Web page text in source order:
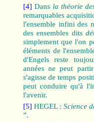
[4] Dans la théorie
remarquables
l'ensemble infini des
des ensembles dits
simplement que l'on
éléments de
d'Engels reste
années ne peut
s'agisse de temps
peut conduire qu'à
l'avenir.
[5] HEGEL :Science
”.